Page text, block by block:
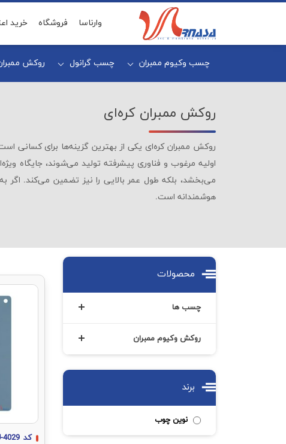
وارناسا فروشگاه خرید
چسب وکیوم ممبران چسب گرانول روکش
روکش ممبران کره‌ای
روکش ممبران کره‌ای یکی از بهترین گزینه‌ها برای کسانی
اولیه مرغوب و فناوری پیشرفته تولید می‌شوند، جایگاه
می‌بخشد، بلکه طول عمر بالایی را نیز تضمین می‌کند.
هوشمندانه است.
محصولات
چسب ها
روکش وکیوم ممبران
برند
نوین چوب
کد 4029